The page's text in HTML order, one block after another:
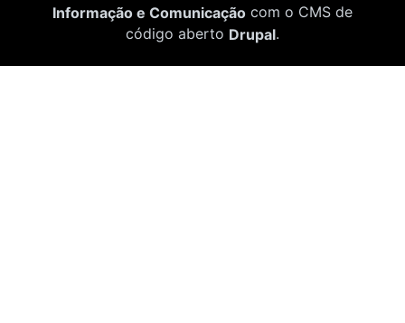
Informação e Comunicação com o CMS de
código aberto Drupal.